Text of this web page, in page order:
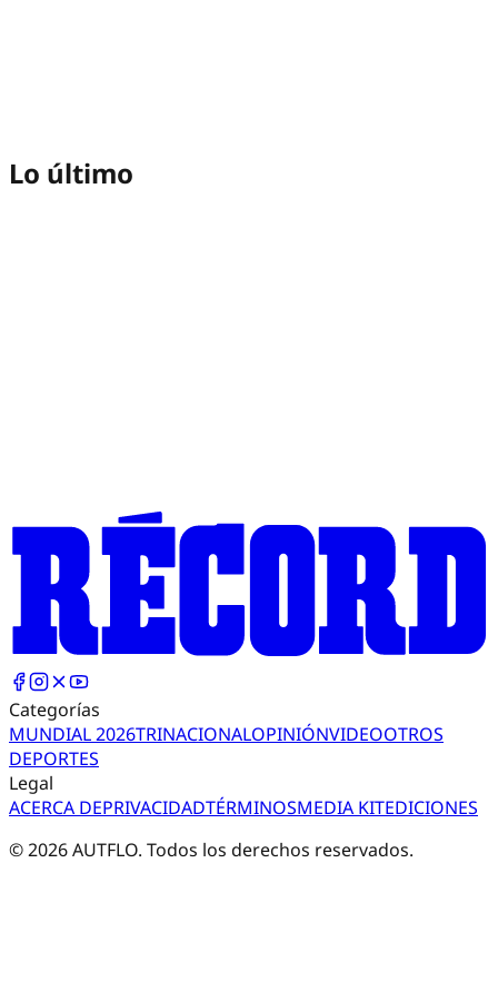
Lo último
Categorías
MUNDIAL 2026TRINACIONALOPINIÓNVIDEOOTROS
DEPORTES
Legal
ACERCA DEPRIVACIDADTÉRMINOSMEDIA KITEDICIONES
©2026AUTFLO. Todos los derechos reservados.